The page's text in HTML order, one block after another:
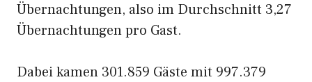
Übernachtungen, also im Durchschnitt 3,27
Übernachtungen pro Gast.
Dabei kamen 301.859 Gäste mit 997.379